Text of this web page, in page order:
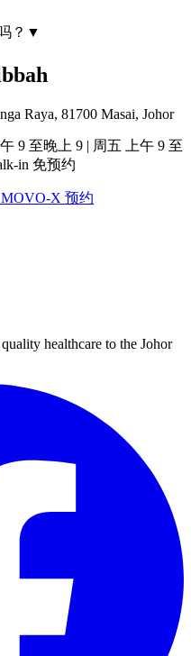
？ ▼
Raya, 81700 Masai, Johor
9 至晚上 9 | 周五 上午 9 至
in 免预约
MOVO-X 预约
healthcare to the Johor